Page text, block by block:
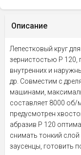
Описание
Лепестковый круг
зернистостью P 120,
внутренних и
др. Совместим с
машинами,
составляет 8000 об/
предусмотрен
абразив P 120
снимать тонкий
заусенцы, готовить